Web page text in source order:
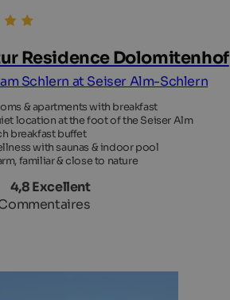
Residence Dolomitenhof
Schlern at Seiser Alm-Schlern
& apartments with breakfast
location at the foot of the Seiser Alm
breakfast buffet
with saunas & indoor pool
familiar & close to nature
4,8 Excellent